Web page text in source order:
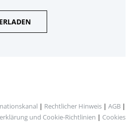
| Rechtlicher Hinweis | AGB |
und Cookie-Richtlinien | Cookies